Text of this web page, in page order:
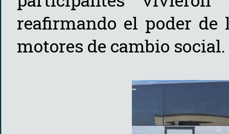
reafirmando el poder
motores de cambio social.